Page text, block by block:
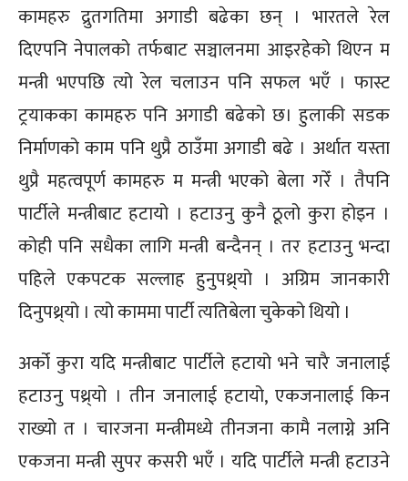
कामहरु द्रुतगतिमा अगाडी बढेका छन् । भारतले रेल
दिएपनि नेपालको तर्फबाट सञ्चालनमा आइरहेको थिएन म
मन्त्री भएपछि त्यो रेल चलाउन पनि सफल भएँ । फास्ट
ट्रयाकका कामहरु पनि अगाडी बढेको छ। हुलाकी सडक
निर्माणको काम पनि थुप्रै ठाउँमा अगाडी बढे । अर्थात यस्ता
थुप्रै महत्वपूर्ण कामहरु म मन्त्री भएको बेला गरेँ । तैपनि
पार्टीले मन्त्रीबाट हटायो । हटाउनु कुनै ठूलो कुरा होइन ।
कोही पनि सधैका लागि मन्त्री बन्दैनन् । तर हटाउनु भन्दा
पहिले एकपटक सल्लाह हुनुपथ्र्यो । अग्रिम जानकारी
दिनुपथ्र्यो । त्यो काममा पार्टी त्यतिबेला चुकेको थियो ।
अर्को कुरा यदि मन्त्रीबाट पार्टीले हटायो भने चारै जनालाई
हटाउनु पथ्र्यो । तीन जनालाई हटायो, एकजनालाई किन
राख्यो त । चारजना मन्त्रीमध्ये तीनजना कामै नलाग्ने अनि
एकजना मन्त्री सुपर कसरी भएँ । यदि पार्टीले मन्त्री हटाउने